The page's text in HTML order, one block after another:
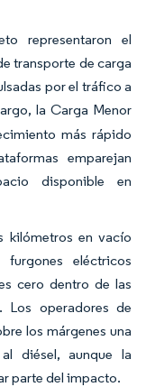
representaron el
transporte de carga
por el tráfico a
la Carga Menor
más rápido
emparejan
disponible en
kilómetros en vacío
eléctricos
cero dentro de las
Los operadores de
los márgenes una
diésel, aunque la
parte del impacto.